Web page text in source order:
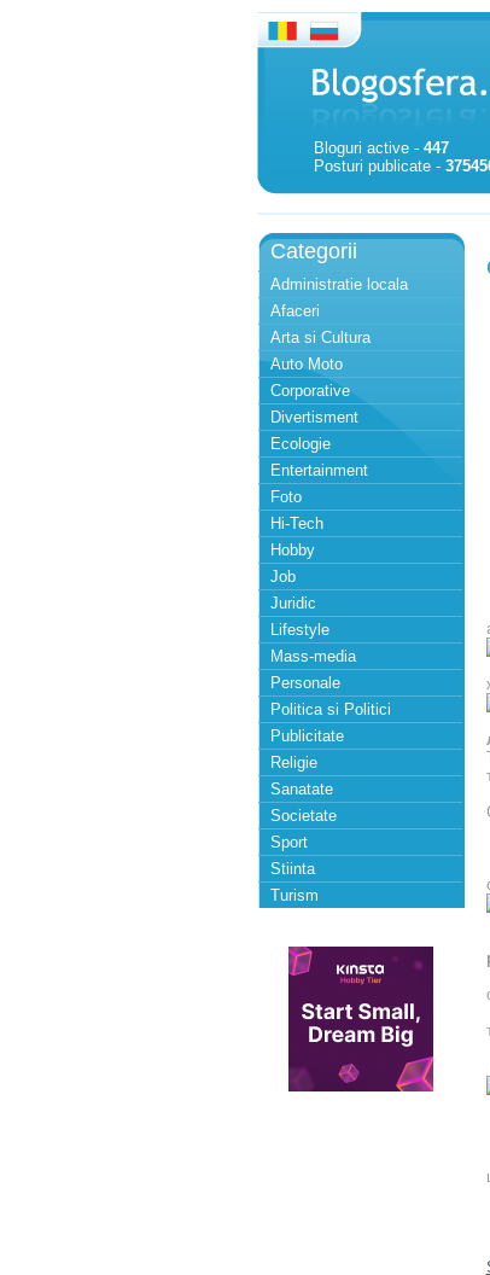
Bloguri active - 447
Posturi publicate -
Categorii
Administratie locala
Afaceri
Arta si Cultura
Auto Moto
Corporative
Divertisment
Ecologie
Entertainment
Foto
Hi-Tech
Hobby
Job
Juridic
Lifestyle
Mass-media
Personale
Politica si Politici
Publicitate
Religie
Sanatate
Societate
Sport
Stiinta
Turism